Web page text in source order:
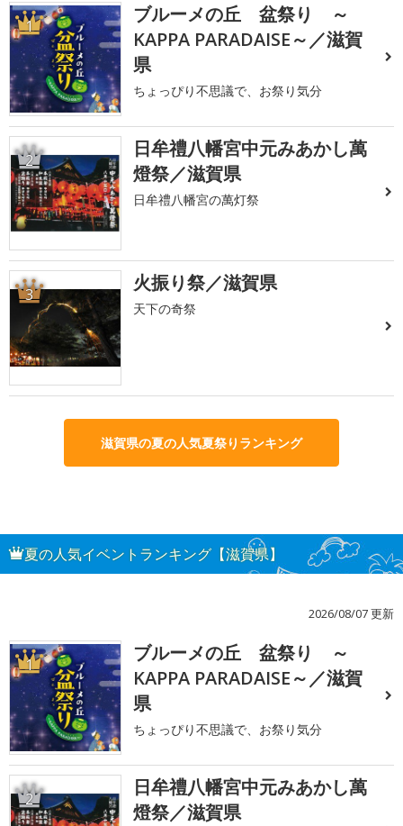
1
ブルーメの丘 盆祭り ～
KAPPA PARADAISE～／滋賀
県
ちょっぴり不思議で、お祭り気分
2
日牟禮八幡宮中元みあかし萬
燈祭／滋賀県
日牟禮八幡宮の萬灯祭
3 火振り祭／滋賀県
天下の奇祭
滋賀県の夏の人気夏祭りランキング
夏の人気イベントランキング【滋賀県】
2026/08/07 更新
1
ブルーメの丘 盆祭り ～
KAPPA PARADAISE～／滋賀
県
ちょっぴり不思議で、お祭り気分
2
日牟禮八幡宮中元みあかし萬
燈祭／滋賀県